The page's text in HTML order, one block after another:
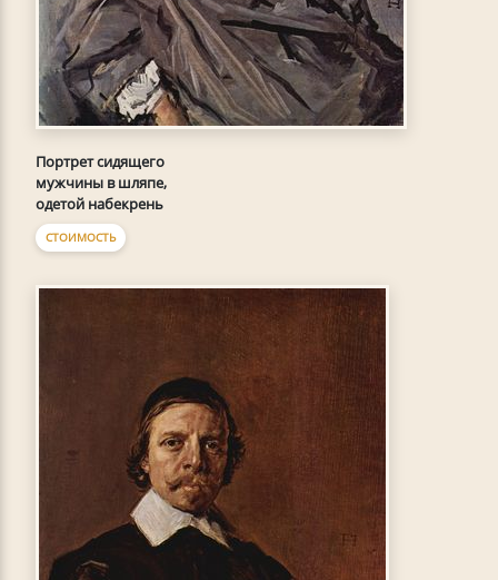
Портрет сидящего
мужчины в шляпе,
одетой набекрень
СТОИМОСТЬ